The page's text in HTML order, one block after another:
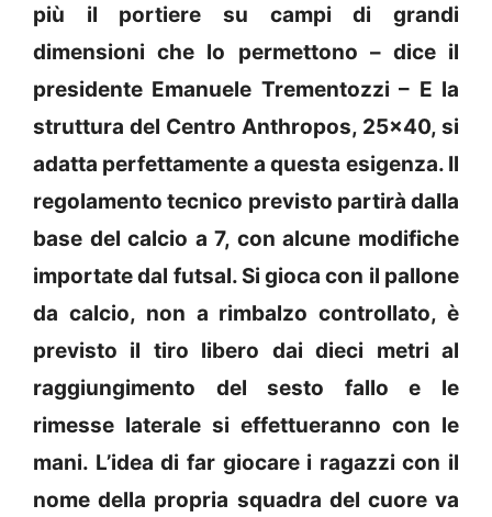
più il portiere su campi di grandi
dimensioni che lo permettono – dice il
presidente Emanuele Trementozzi – E la
struttura del Centro Anthropos, 25×40, si
adatta perfettamente a questa esigenza. Il
regolamento tecnico previsto partirà dalla
base del calcio a 7, con alcune modifiche
importate dal futsal. Si gioca con il pallone
da calcio, non a rimbalzo controllato, è
previsto il tiro libero dai dieci metri al
raggiungimento del sesto fallo e le
rimesse laterale si effettueranno con le
mani. L’idea di far giocare i ragazzi con il
nome della propria squadra del cuore va